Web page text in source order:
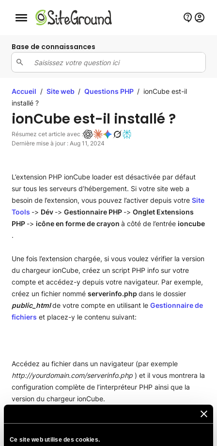
Ce site web utilise des cookies.
Bouton de navigation mobile
Base de connaissances
Accueil / Site web / Questions PHP / ionCube est-il
installé ?
ionCube est-il installé ?
Résumez cet article avec :
Dernière mise à jour : Aug 11, 2024
L’extension PHP ionCube loader est désactivée par défaut
sur tous les serveurs d’hébergement. Si votre site web a
besoin de l’extension, vous pouvez l’activer depuis votre Site
Tools -> Dév -> Gestionnaire PHP -> Onglet Extensions
PHP -> icône en forme de crayon à côté de l’entrée ioncube
.
Une fois l’extension chargée, si vous voulez vérifier la version
du chargeur ionCube, créez un script PHP info sur votre
compte et accédez-y depuis votre navigateur. Par exemple,
créez un fichier nommé serverinfo.phpdans le dossier
public_htmlde votre compte en utilisant le Gestionnaire de
fichiers et placez-y le contenu suivant:
Accédez au fichier dans un navigateur (par exemple
http://yourdomain.com/serverinfo.php ) et il vous montrera la
configuration complète de l’interpréteur PHP ainsi que la
version du chargeur ionCube.